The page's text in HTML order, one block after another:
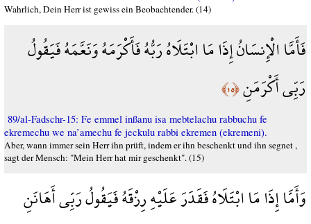
Wahrlich, Dein Herr ist gewiss ein Beobachtender. (14)
فَأَمَّا الْإِنسَانُ إِذَا مَا ابْتَلَاهُ رَبُّهُ فَأَكْرَمَهُ وَنَعَّمَهُ فَيَقُولُ
رَبِّي أَكْرَمَنِ﴿١٥﴾
89/al-Fadschr-15: Fe emmel inßanu isa mebtelachu rabbuchu fe
ekremechu we na’amechu fe jeckulu rabbi ekremen (ekremeni).
Aber, wann immer sein Herr ihn prüft, indem er ihn beschenkt und ihn segnet ,
sagt der Mensch: "Mein Herr hat mir geschenkt". (15)
وَأَمَّا إِذَا مَا ابْتَلَاهُ فَقَدَرَ عَلَيْهِ رِزْقَهُ فَيَقُولُ رَبِّي أَهَانَنِ